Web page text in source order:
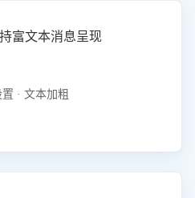
富文本消息呈现
· 文本加粗